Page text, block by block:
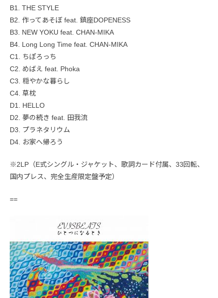
B1. THE STYLE
B2. 作ってあそぼ feat. 鎮座DOPENESS
B3. NEW YOKU feat. CHAN-MIKA
B4. Long Long Time feat. CHAN-MIKA
C1. ちぽろっち
C2. めばえ feat. Phoka
C3. 穏やかな暮らし
C4. 草枕
D1. HELLO
D2. 夢の続き feat. 田我流
D3. プラネタリウム
D4. お家へ帰ろう
※2LP（E式シングル・ジャケット、歌詞カード付属、33回転、
国内プレス、完全生産限定盤予定）
==